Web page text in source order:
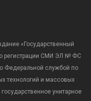
«Государственный
о регистрации СМИ ЭЛ № ФС
Федеральной службой по
технологий и массовых
унитарное